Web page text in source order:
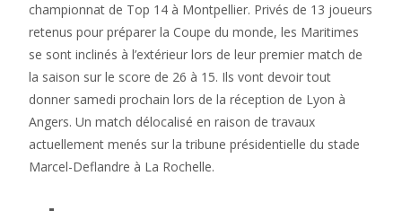
championnat de Top 14 à Montpellier. Privés de 13 joueurs
retenus pour préparer la Coupe du monde, les Maritimes
se sont inclinés à l’extérieur lors de leur premier match de
la saison sur le score de 26 à 15. Ils vont devoir tout
donner samedi prochain lors de la réception de Lyon à
Angers. Un match délocalisé en raison de travaux
actuellement menés sur la tribune présidentielle du stade
Marcel-Deflandre à La Rochelle.